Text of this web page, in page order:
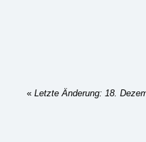
« Letzte Änderung: 18.